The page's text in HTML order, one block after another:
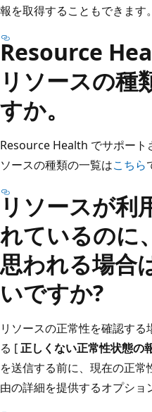
報を取得することもできます。
Resource
リソースの種
すか。
Resource Health でサポート
ソースの種類の一覧はこちら
リソースが利
れているのに
思われる場合
いですか?
リソースの正常性を確認す
る [正しくない正常性状態の
を送信する前に、現在の正
由の詳細を提供するオプショ